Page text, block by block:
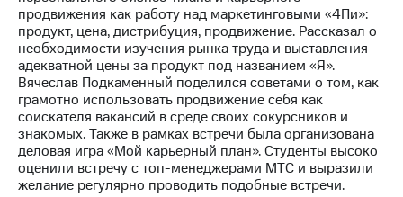
Контакты
Новости
в
регионе
и акционерам
Корпоративное
управление
продвижения как работу над маркетинговыми «4Пи»:
продукт, цена, дистрибуция, продвижение. Рассказал о
необходимости изучения рынка труда и выставления
адекватной цены за продукт под названием «Я».
Вячеслав Подкаменный поделился советами о том, как
грамотно использовать продвижение себя как
соискателя вакансий в среде своих сокурсников и
знакомых. Также в рамках встречи была организована
деловая игра «Мой карьерный план». Студенты высоко
оценили встречу с топ-менеджерами МТС и выразили
желание регулярно проводить подобные встречи.